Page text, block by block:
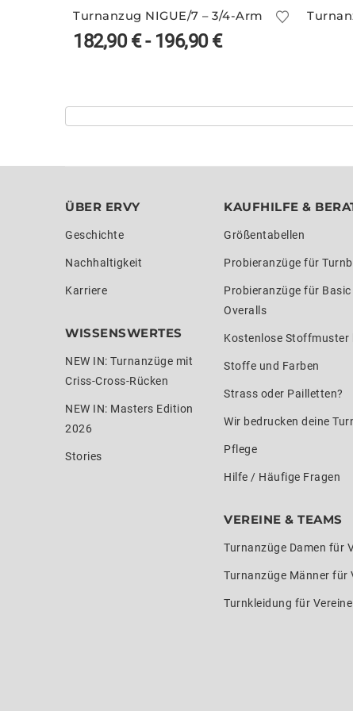
Turnanzug NIGUE/7 – 3/4-Arm
182,90€- 196,90€
ÜBER ERVY
Geschichte
Nachhaltigkeit
Karriere
WISSENSWERTES
NEW IN: Turnanzüge mit
Criss-Cross-Rücken
NEW IN: Masters Edition
2026
Stories
KAUFHILFE &
Größentabellen
Probieranzüge für
Probieranzüge für Basic
Overalls
Kostenlose Stoffmuster
Stoffe und Farben
Strass oder Pailletten?
Wir bedrucken deine
Pflege
Hilfe / Häufige Fragen
VEREINE & TEAMS
Turnanzüge Damen für
Turnanzüge Männer für
Turnkleidung für